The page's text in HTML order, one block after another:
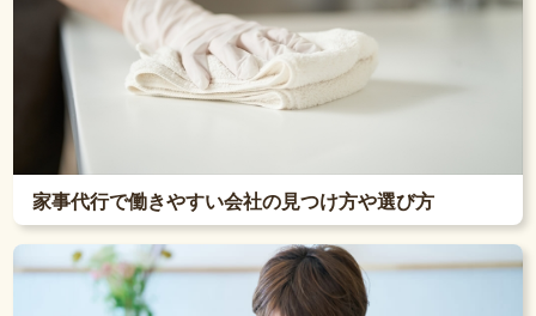
家事代行で働きやすい会社の見つけ方や選び方